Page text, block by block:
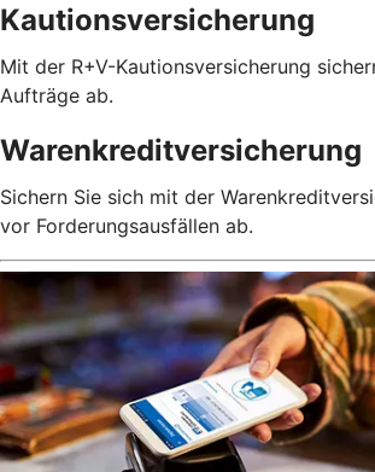
Kautionsversicherung
Mit der R+V-Kautionsversicherung
Aufträge ab.
Warenkreditversicherung
Sichern Sie sich mit der
vor Forderungsausfällen ab.